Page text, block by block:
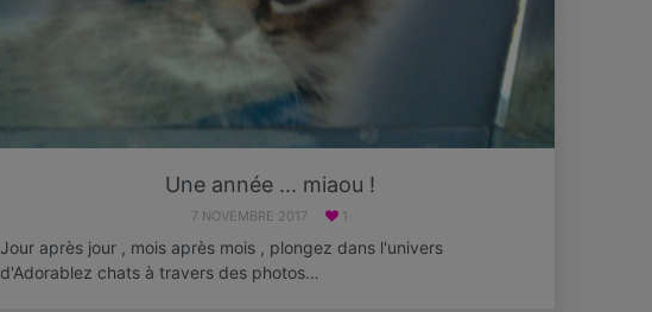
Une année ... miaou !
7 NOVEMBRE 2017 1
Jour après jour , mois après mois , plongez dans l'univers
d'Adorablez chats à travers des photos…